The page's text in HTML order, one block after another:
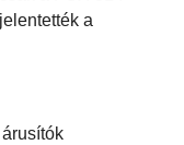
a